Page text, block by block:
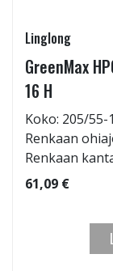
Linglong
GreenMax
16 H
Koko: 205/55-
Renkaan
Renkaan
61,09 €